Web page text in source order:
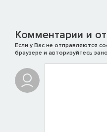
Комментарии и
Если у Вас не отправляются
браузере и авторизуйтесь